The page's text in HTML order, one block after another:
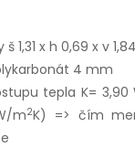
1,31 x h 0,69 x v
4 mm
tepla K= 3,90
m2K) => čím